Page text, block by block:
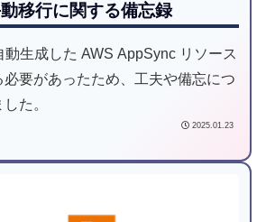
移行に関する備忘録
生成した AWS AppSync リソース
必要があったため、工夫や備忘につ
た。
2025.01.23